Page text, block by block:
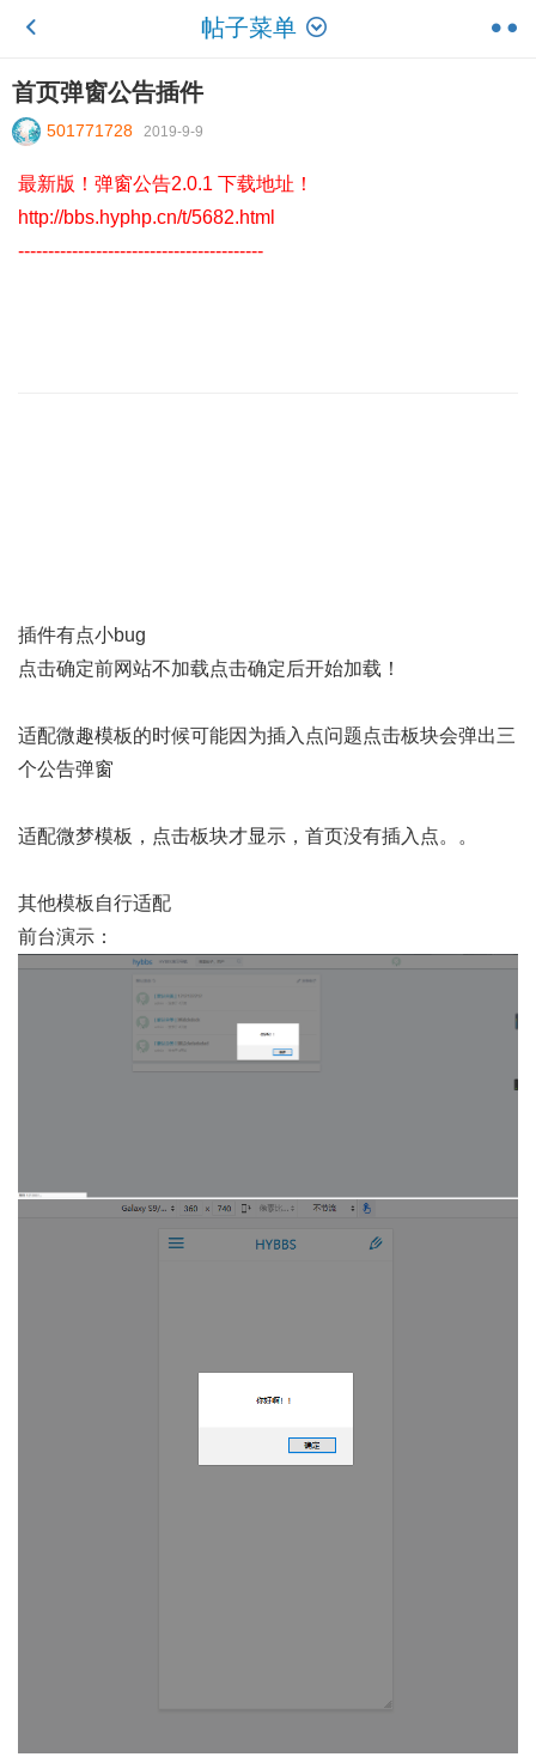
帖子菜单
首页弹窗公告插件
501771728 2019-9-9
最新版！弹窗公告2.0.1 下载地址！
http://bbs.hyphp.cn/t/5682.html
-----------------------------------------
插件有点小bug
点击确定前网站不加载点击确定后开始加载！
适配微趣模板的时候可能因为插入点问题点击板块会弹出三
个公告弹窗
适配微梦模板，点击板块才显示，首页没有插入点。。
其他模板自行适配
前台演示：